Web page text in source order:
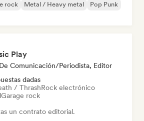
rock Metal / Heavy metal
Pop Punk
Play
Comunicación/Periodista, Editor
dadas
/ ThrashRock electrónico
Garage rock
un contrato editorial.